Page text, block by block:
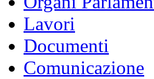
Lavori
Documenti
Comunicazione